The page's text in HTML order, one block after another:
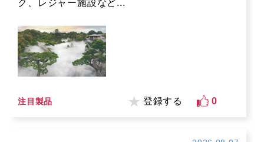
ク、レジャー施設など...
注目製品 登録する 0